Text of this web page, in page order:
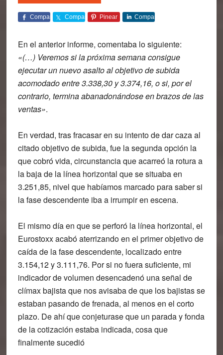
Comparte Comparte Pinear Comparte
En el anterior informe, comentaba lo siguiente:
«(…) Veremos si la próxima semana consigue
ejecutar un nuevo asalto al objetivo de subida
acomodado entre 3.338,30 y 3.374,16, o si, por el
contrario, termina abanadonándose en brazos de las
ventas».
En verdad, tras fracasar en su intento de dar caza al
citado objetivo de subida, fue la segunda opción la
que cobró vida, circunstancia que acarreó la rotura a
la baja de la línea horizontal que se situaba en
3.251,85, nivel que habíamos marcado para saber si
la fase descendente iba a irrumpir en escena.
El mismo día en que se perforó la línea horizontal, el
Eurostoxx acabó aterrizando en el primer objetivo de
caída de la fase descendente, localizado entre
3.154,12 y 3.111,76. Por si no fuera suficiente, mi
indicador de volumen desencadenó una señal de
clímax bajista que nos avisaba de que los bajistas se
estaban pasando de frenada, al menos en el corto
plazo. De ahí que conjeturase que un parada y fonda
de la cotización estaba indicada, cosa que
finalmente sucedió